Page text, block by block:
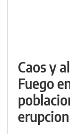
Caos y
Fuego